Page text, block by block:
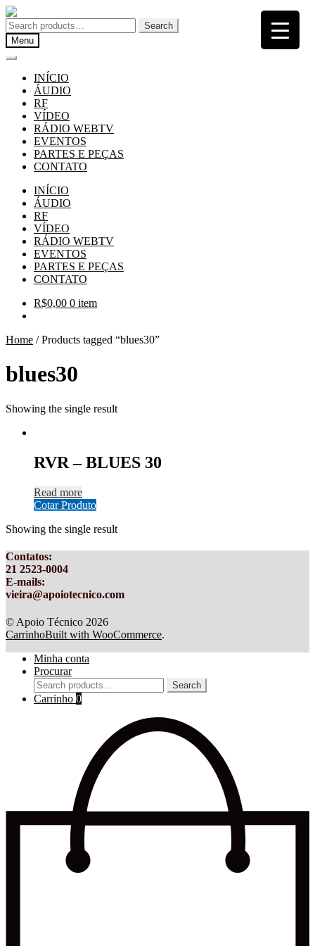
Pular
para
navegação
Pular
para
o
conteúdo
Search
for:
Search
Menu
INÍCIO
ÁUDIO
RF
VÍDEO
RÁDIO WEBTV
EVENTOS
PARTES E PEÇAS
CONTATO
INÍCIO
ÁUDIO
RF
VÍDEO
RÁDIO WEBTV
EVENTOS
PARTES E PEÇAS
CONTATO
R$0,00 0 item
Home /Products tagged “blues30”
blues30
Showing the single result
RVR – BLUES 30
Read more
Cotar Produto
Showing the single result
Contatos:
21 2523-0004
E-mails:
vieira@apoiotecnico.com
© Apoio Técnico 2026
CarrinhoBuilt with WooCommerce.
Minha conta
Procurar
Search
for:
Search
Carrinho 0